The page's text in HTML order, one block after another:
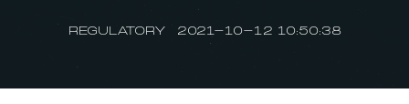
REGULATORY 2021-10-12 10:50:38